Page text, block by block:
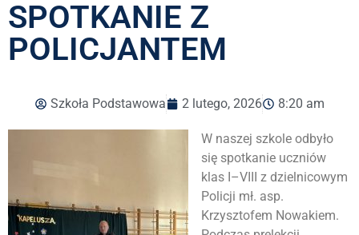
SPOTKANIE Z
POLICJANTEM
Szkoła Podstawowa 2 lutego, 2026 8:20 am
W naszej szkole odbyło
się spotkanie uczniów
klas I–VIII z dzielnicowym
Policji mł. asp.
Krzysztofem Nowakiem.